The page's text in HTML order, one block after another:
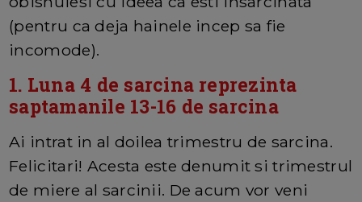
(pentru ca deja hainele incep sa fie
incomode).
1. Luna 4 de sarcina reprezinta
saptamanile 13-16 de sarcina
Ai intrat in al doilea trimestru de sarcina.
Felicitari! Acesta este denumit si trimestrul
de miere al sarcinii. De acum vor veni